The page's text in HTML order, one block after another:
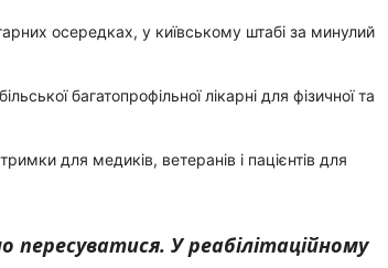
осередках, у київському штабі за минулий
багатопрофільної лікарні для фізичної та
для медиків, ветеранів і пацієнтів для
пересуватися. У реабілітаційному